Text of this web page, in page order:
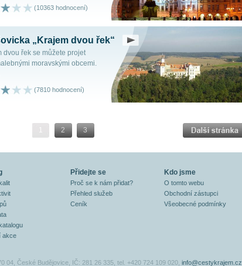
(10363 hodnocení)
„Krajem dvou řek“
dvou řek se můžete projet
moravskými obcemi.
(7810 hodnocení)
1 2 3
akce
Přidejte se
Proč se k nám přidat?
Přehled služeb
Ceník
Kdo jsme
O tomto webu
Obchodní zástupci
Všeobecné podmínky
04, České Budějovice, IČ: 281 26 335, tel. +420 724 109 020, info@cestykrajem.cz